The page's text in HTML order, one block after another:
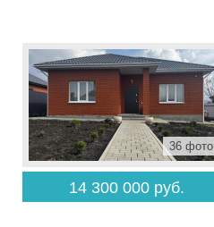
14 300 000 руб.
36 фото